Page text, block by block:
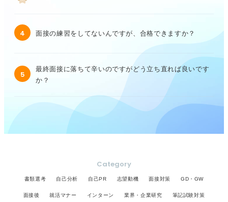
4 面接の練習をしてないんですが、合格できますか？
5
最終面接に落ちて辛いのですがどう立ち直れば良いです
か？
Category
書類選考 自己分析 自己PR 志望動機 面接対策 GD・GW
面接後 就活マナー インターン 業界・企業研究 筆記試験対策